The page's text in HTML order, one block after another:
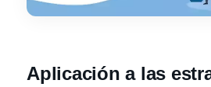
Aplicación a las